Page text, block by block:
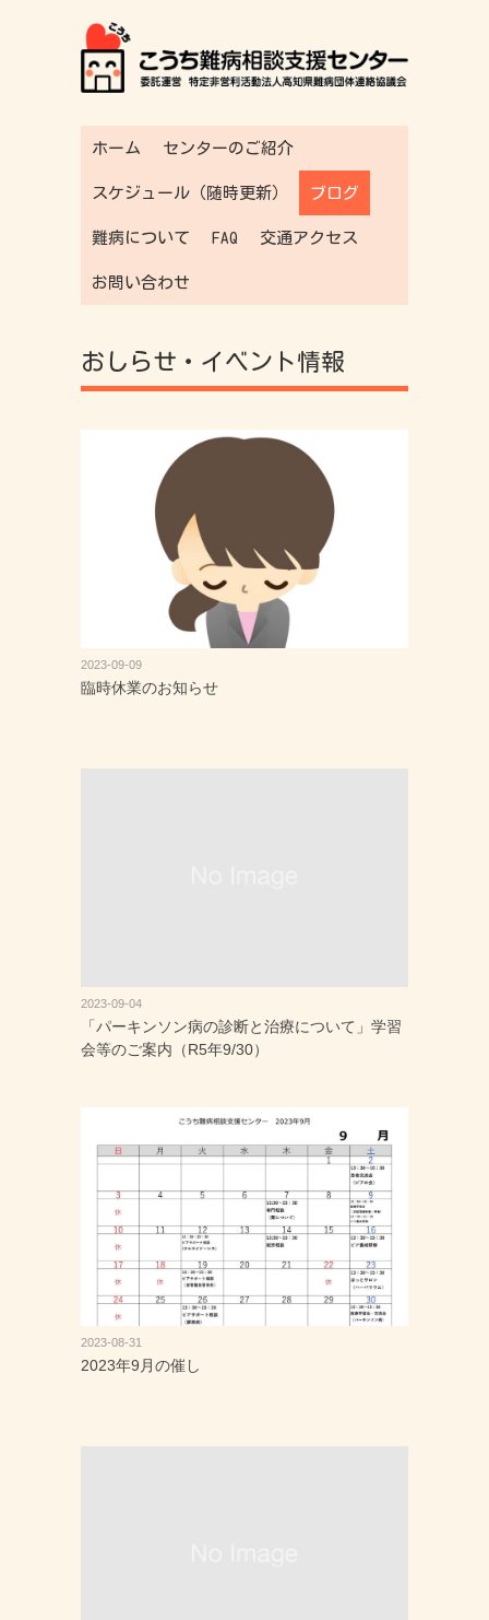
ホーム センターのご紹介
スケジュール（随時更新） ブログ
難病について FAQ 交通アクセス
お問い合わせ
おしらせ・イベント情報
2023-09-09
臨時休業のお知らせ
2023-09-04
「パーキンソン病の診断と治療について」学習
会等のご案内（R5年9/30）
2023-08-31
2023年9月の催し